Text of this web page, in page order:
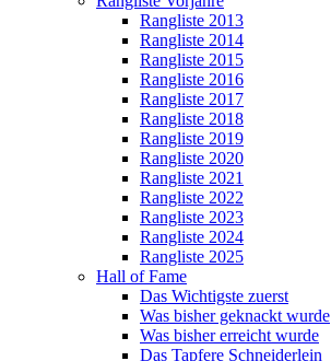
Rangliste 2013
Rangliste 2014
Rangliste 2015
Rangliste 2016
Rangliste 2017
Rangliste 2018
Rangliste 2019
Rangliste 2020
Rangliste 2021
Rangliste 2022
Rangliste 2023
Rangliste 2024
Rangliste 2025
Hall of Fame
Das Wichtigste zuerst
Was bisher geknackt wurde
Was bisher erreicht wurde
Das Tapfere Schneiderlein